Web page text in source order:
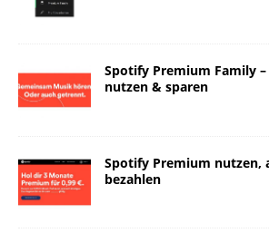
Spotify Premium Family
nutzen & sparen
Spotify Premium nutzen,
bezahlen